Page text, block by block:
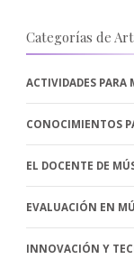
Categorías de
ACTIVIDADES PARA
CONOCIMIENTOS
EL DOCENTE DE
EVALUACIÓN EN
INNOVACIÓN Y